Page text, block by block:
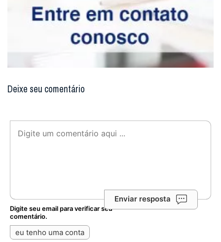
Deixe seu comentário
Enviar resposta
Digite seu email para verificar seu
comentário.
eu tenho uma conta